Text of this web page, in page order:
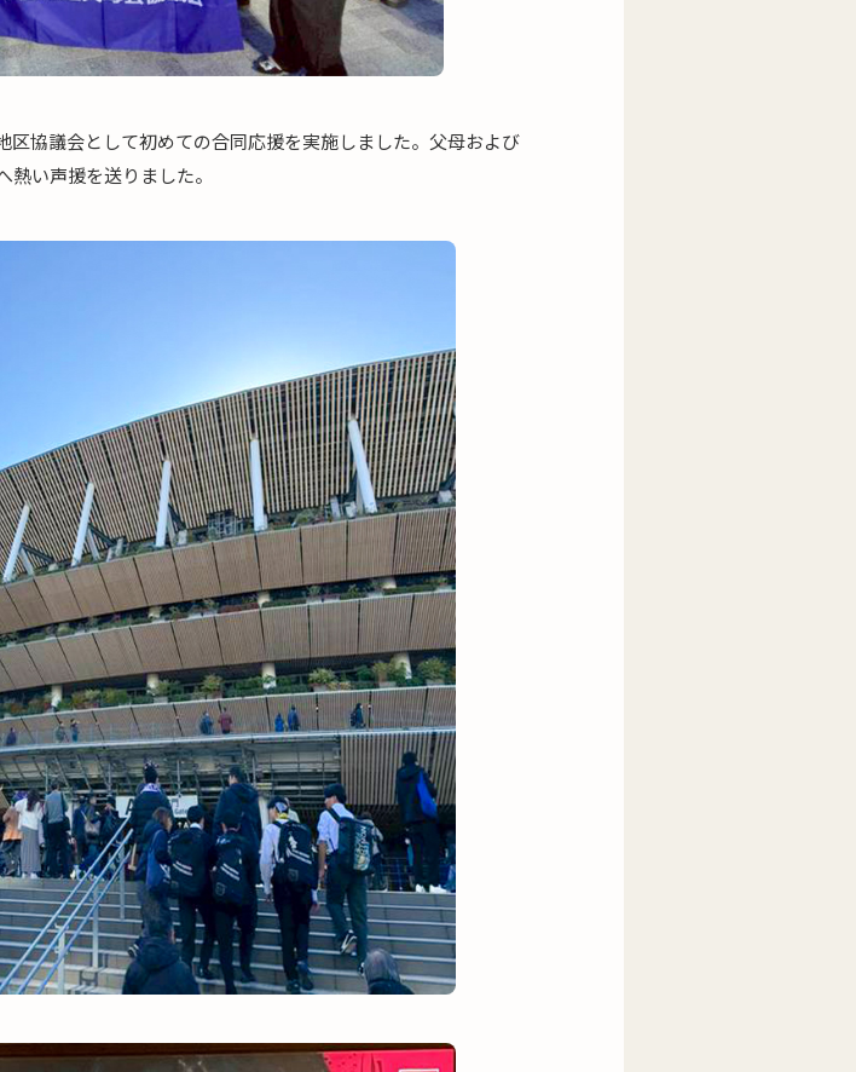
区協議会として初めての合同応援を実施しました。父母および
い声援を送りました。